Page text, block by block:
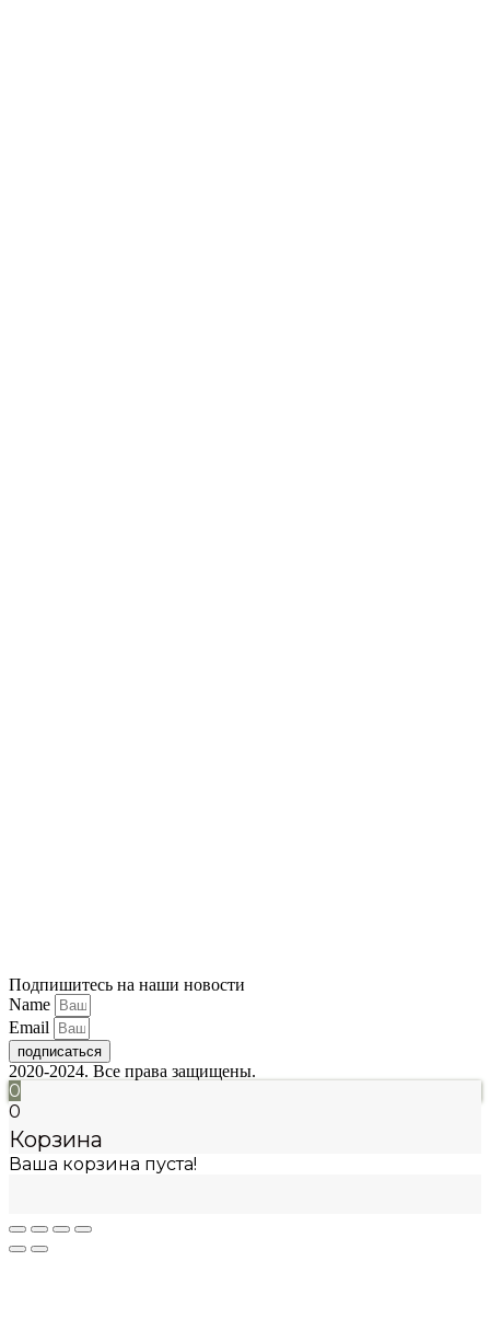
Подпишитесь на наши новости
Name
Email
подписаться
2020-2024. Все права защищены.
0
0
Корзина
Ваша корзина пуста!